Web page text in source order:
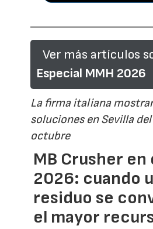
Ver más artículos
Especial MMH 2026
La firma italiana
soluciones en Sevilla
octubre
MB Crusher en
2026: cuando
residuo se
el mayor